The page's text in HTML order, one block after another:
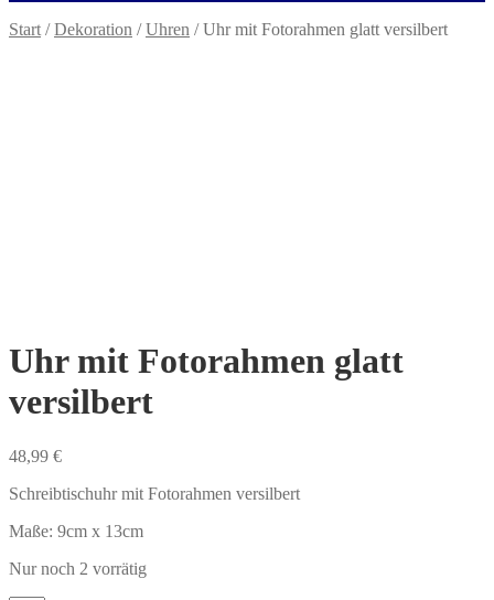
Start /Dekoration /Uhren /Uhr mit Fotorahmen glatt versilbert
Uhr mit Fotorahmen glatt
versilbert
48,99 €
Schreibtischuhr mit Fotorahmen versilbert
Maße: 9cm x 13cm
Nur noch 2 vorrätig